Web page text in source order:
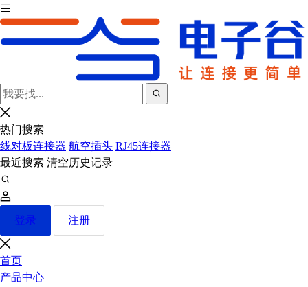
热门搜索
线对板连接器 航空插头 RJ45连接器
最近搜索 清空历史记录
登录 注册
首页
产品中心